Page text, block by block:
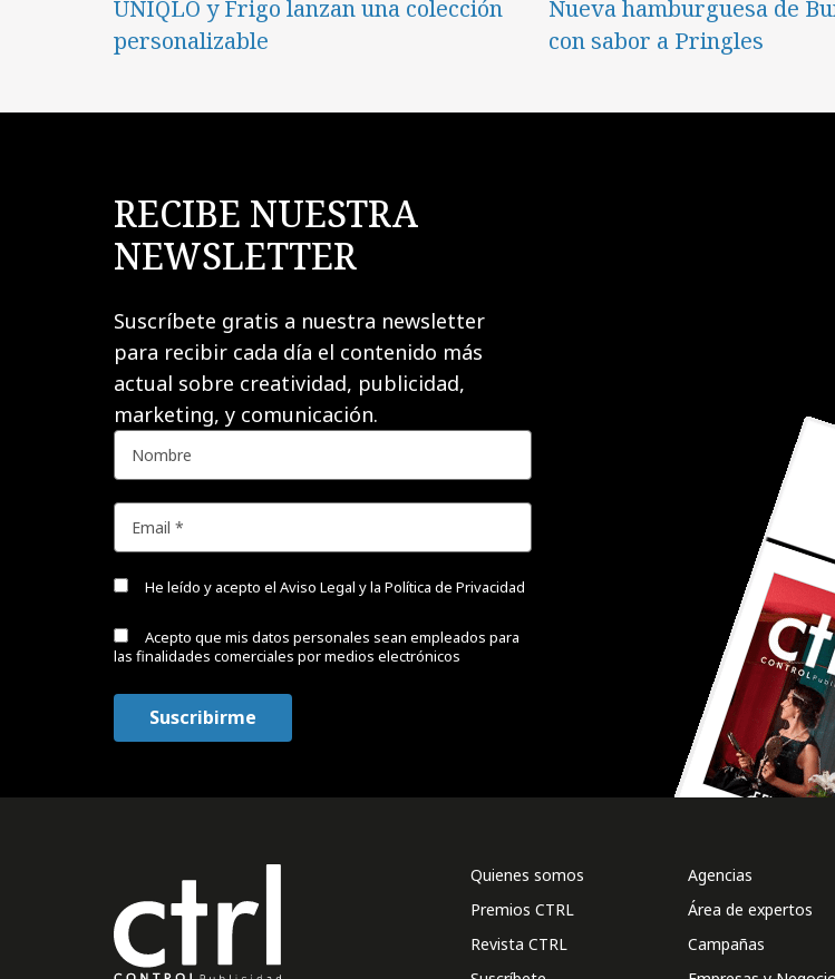
UNIQLO y Frigo lanzan una colección
personalizable
Nueva hamburguesa de
con sabor a Pringles
RECIBE NUESTRA
NEWSLETTER
Suscríbete gratis a nuestra newsletter
para recibir cada día el contenido más
actual sobre creatividad, publicidad,
marketing, y comunicación.
He leído y acepto el Aviso Legal y la Política de Privacidad
Acepto que mis datos personales sean empleados para
las finalidades comerciales por medios electrónicos
Quienes somos
Premios CTRL
Revista CTRL
Agencias
Área de expertos
Campañas